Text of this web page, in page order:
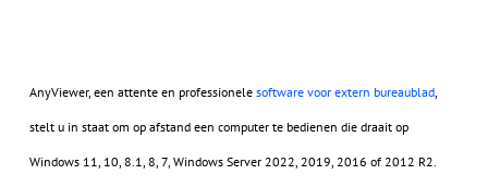
AnyViewer, een attente en professionele software voor extern bureaublad,
stelt u in staat om op afstand een computer te bedienen die draait op
Windows 11, 10, 8.1, 8, 7, Windows Server 2022, 2019, 2016 of 2012 R2.